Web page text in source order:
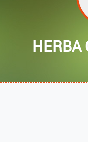
HERBA